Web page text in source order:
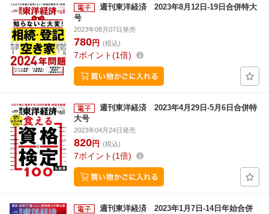
週刊東洋経済 2023年8月12日-19日合併特大
号
2023年08月07日発売
780円 (税込)
7ポイント 1倍
週刊東洋経済 2023年4月29日-5月6日合併特
大号
2023年04月24日発売
820円 (税込)
7ポイント 1倍
週刊東洋経済 2023年1月7日-14日年始合併